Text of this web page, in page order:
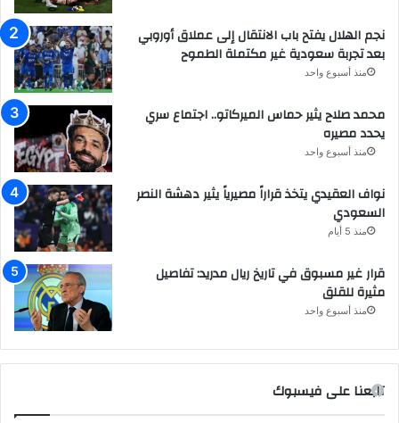
نجم الهلال يفتح باب الانتقال إلى عملاق أوروبي
بعد تجربة سعودية غير مكتملة الطموح
منذ أسبوع واحد
محمد صلاح يثير حماس الميركاتو.. اجتماع سري
يحدد مصيره
منذ أسبوع واحد
نواف العقيدي يتخذ قراراً مصيرياً يثير دهشة النصر
السعودي
منذ 5 أيام
قرار غير مسبوق في تاريخ ريال مدريد: تفاصيل
مثيرة للقلق
منذ أسبوع واحد
تابعنا على فيسبوك